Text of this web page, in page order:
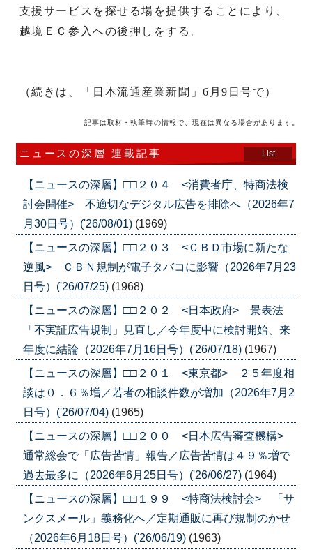
支援サービスを探せる場を提供することにより、
越境ＥＣ参入への後押しをする。
（続きは、「日本流通産業新聞」6月9日号で）
記事は取材・執筆時の情報で、現在は異なる場合があります。
ニュースの深層 連載記事 List
【ニュースの深層】□□２０４ <消費者庁、特商法検
討会開催> 不適切なデジタル広告を排除へ（2026年7
月30日号）('26/08/01) (1969)
【ニュースの深層】□□２０３ <ＣＢＤ市場に新たな
逆風> ＣＢＮ規制が電子タバコに影響（2026年7月23
日号）('26/07/25) (1968)
【ニュースの深層】□□２０２ <日本政府> 景表法
「不実証広告規制」見直し／今年度中に検討開始、来
年度に結論（2026年7月16日号）('26/07/18) (1967)
【ニュースの深層】□□２０１ <東京都> ２５年度相
談は０．６％増／若者の相談件数が増加（2026年7月2
日号）('26/07/04) (1965)
【ニュースの深層】□□２００ <日本広告審査機構>
通常総会で「広告苦情」報告／広告苦情は４９％増で
過去最多に（2026年6月25日号）('26/06/27) (1964)
【ニュースの深層】□□１９９ <特商法検討会> 「サ
ンクスメール」義務化へ／定期通販に再び規制のかせ
（2026年6月18日号）('26/06/19) (1963)